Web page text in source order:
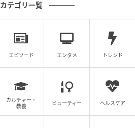
カテゴリ一覧
エピソード エンタメ トレンド
カルチャー・
教養
ビューティー ヘルスケア